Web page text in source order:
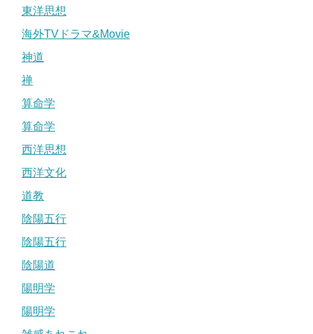
東洋思想
海外TVドラマ&Movie
神道
禅
算命学
算命学
西洋思想
西洋文化
道教
陰陽五行
陰陽五行
陰陽道
陽明学
陽明学